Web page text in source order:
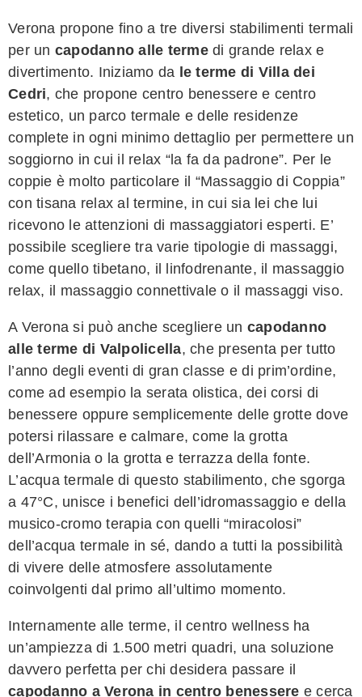
Verona propone fino a tre diversi stabilimenti termali
per un capodanno alle termedi grande relax e
divertimento. Iniziamo da le terme di Villa dei
Cedri, che propone centro benessere e centro
estetico, un parco termale e delle residenze
complete in ogni minimo dettaglio per permettere un
soggiorno in cui il relax “la fa da padrone”. Per le
coppie è molto particolare il “Massaggio di Coppia”
con tisana relax al termine, in cui sia lei che lui
ricevono le attenzioni di massaggiatori esperti. E’
possibile scegliere tra varie tipologie di massaggi,
come quello tibetano, il linfodrenante, il massaggio
relax, il massaggio connettivale o il massaggi viso.
A Verona si può anche scegliere un capodanno
alle terme di Valpolicella, che presenta per tutto
l’anno degli eventi di gran classe e di prim’ordine,
come ad esempio la serata olistica, dei corsi di
benessere oppure semplicemente delle grotte dove
potersi rilassare e calmare, come la grotta
dell’Armonia o la grotta e terrazza della fonte.
L’acqua termale di questo stabilimento, che sgorga
a 47°C, unisce i benefici dell’idromassaggio e della
musico-cromo terapia con quelli “miracolosi”
dell’acqua termale in sé, dando a tutti la possibilità
di vivere delle atmosfere assolutamente
coinvolgenti dal primo all’ultimo momento.
Internamente alle terme, il centro wellness ha
un’ampiezza di 1.500 metri quadri, una soluzione
davvero perfetta per chi desidera passare il
capodanno a Verona in centro benessere e cerca